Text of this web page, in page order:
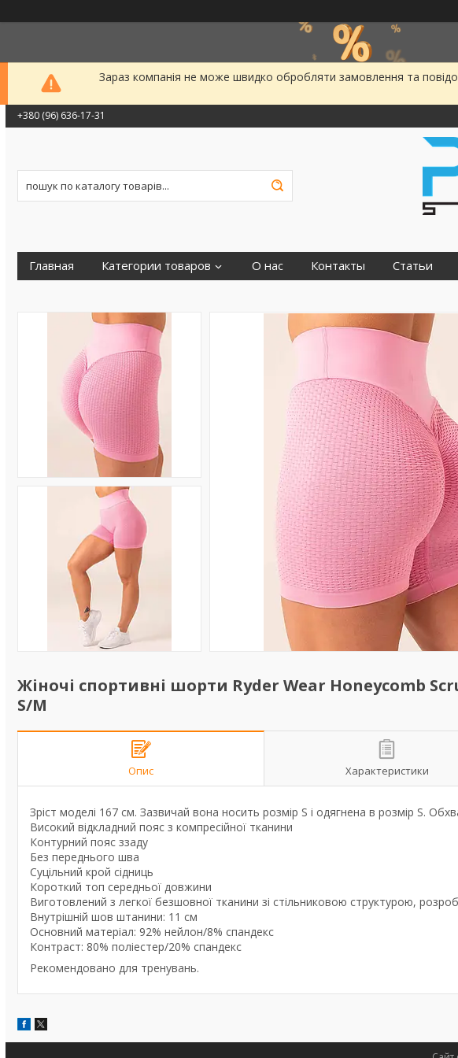
Зараз компанія не може швидко обробляти замовлення та
+380 (96) 636-17-31
Главная Категории товаров О нас Контакты Статьи
Жіночі спортивні шорти Ryder Wear Honeycomb
S/M
Опис Характеристики
Зріст моделі 167 см. Зазвичай вона носить розмір S і одягнена в розмір S.
Високий відкладний пояс з компресійної тканини
Контурний пояс ззаду
Без переднього шва
Суцільний крой сідниць
Короткий топ середньої довжини
Виготовлений з легкої безшовної тканини зі стільниковою структурою,
Внутрішній шов штанини: 11 см
Основний матеріал: 92% нейлон/8% спандекс
Контраст: 80% поліестер/20% спандекс
Рекомендовано для тренувань.